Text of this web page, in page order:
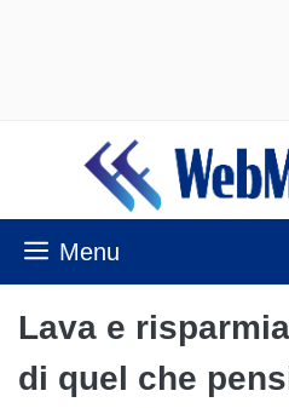
contenuto
Menu
Lava e
di quel che